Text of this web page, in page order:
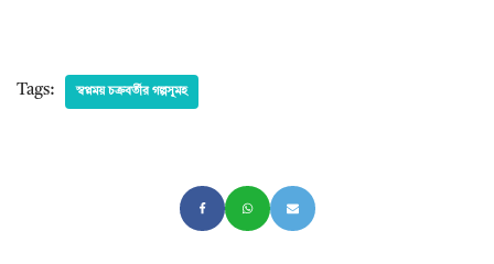
Tags: স্বপ্নময় চক্রবর্তীর গল্পসূমহ